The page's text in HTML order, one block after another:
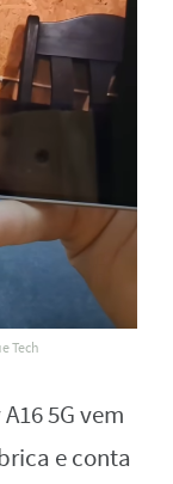
Tech
5G vem
e conta